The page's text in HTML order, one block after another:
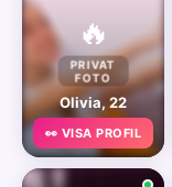
🔥
PRIVAT
FOTO
Olivia, 22
👀 VISA PROFIL